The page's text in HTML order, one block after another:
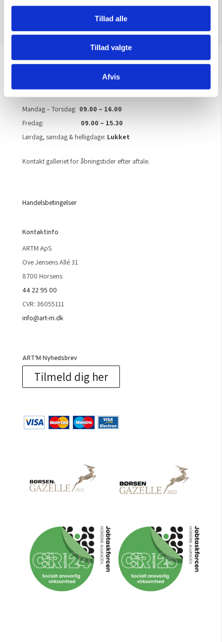
Tillad alle
Tillad valgte
Afvis
Tilføj til kurv
Mandag – Torsdag: 09.00 – 16.00
Fredag: 09.00 – 15.30
Lørdag, søndag & helligdage: Lukket
Kontakt galleriet for åbningstider efter aftale.
Handelsbetingelser
Kontaktinfo
ARTM ApS
Ove Jensens Allé 31
8700 Horsens
44 22 95 00
CVR: 36055111
info@art-m.dk
ART’M Nyhedsbrev
Tilmeld dig her